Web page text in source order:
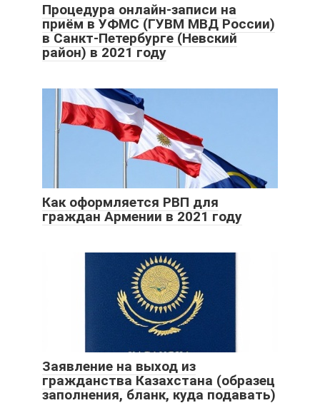
Процедура онлайн-записи на
приём в УФМС (ГУВМ МВД России)
в Санкт-Петербурге (Невский
район) в 2021 году
Как оформляется РВП для
граждан Армении в 2021 году
Заявление на выход из
гражданства Казахстана (образец
заполнения, бланк, куда подавать)